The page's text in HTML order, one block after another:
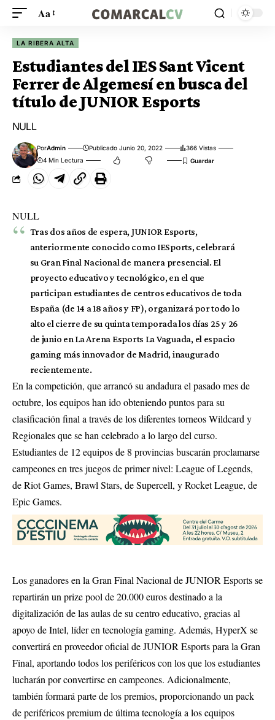
Aa
LA RIBERA ALTA
Estudiantes del IES Sant Vicent
Ferrer de Algemesí en busca del
título de JUNIOR Esports
NULL
PorAdmin Publicado Junio 20, 2022
366 Vistas
4 Min Lectura
NULL
Tras dos años de espera, JUNIOR Esports,
anteriormente conocido como IESports, celebrará
su Gran Final Nacional de manera presencial. El
proyecto educativo y tecnológico, en el que
participan estudiantes de centros educativos de toda
España (de 14 a 18 años y FP), organizará por todo lo
alto el cierre de su quinta temporada los días 25 y 26
de junio en La Arena Esports La Vaguada, el espacio
gaming más innovador de Madrid, inaugurado
recientemente.
En la competición, que arrancó su andadura el pasado mes de
octubre, los equipos han ido obteniendo puntos para su
clasificación final a través de los diferentes torneos Wildcard y
Regionales que se han celebrado a lo largo del curso.
Estudiantes de 12 equipos de 8 provincias buscarán proclamarse
campeones en tres juegos de primer nivel: League of Legends,
de Riot Games, Brawl Stars, de Supercell, y Rocket League, de
Epic Games.
Los ganadores en la Gran Final Nacional de JUNIOR Esports se
repartirán un prize pool de 20.000 euros destinado a la
digitalización de las aulas de su centro educativo, gracias al
apoyo de Intel, líder en tecnología gaming. Además, HyperX se
convertirá en proveedor oficial de JUNIOR Esports para la Gran
Final, aportando todos los periféricos con los que los estudiantes
lucharán por convertirse en campeones. Adicionalmente,
también formará parte de los premios, proporcionando un pack
de periféricos premium de última tecnología a los equipos